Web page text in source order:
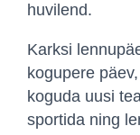
huvilend.
Karksi
kogupere
koguda uusi
sportida ning